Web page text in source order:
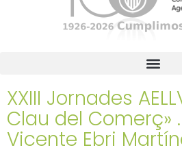
XXIII Jornades
Clau del Comerç»
Vicente Ebri